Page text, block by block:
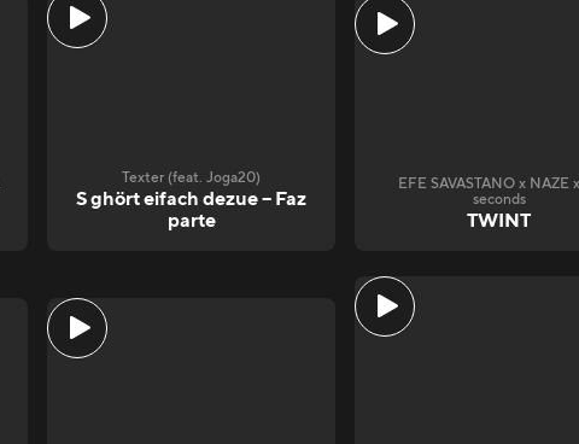
Texter (feat. Joga20)
S ghört eifach dezue – Faz
parte
EFE SAVASTANO x NAZE
seconds
TWINT